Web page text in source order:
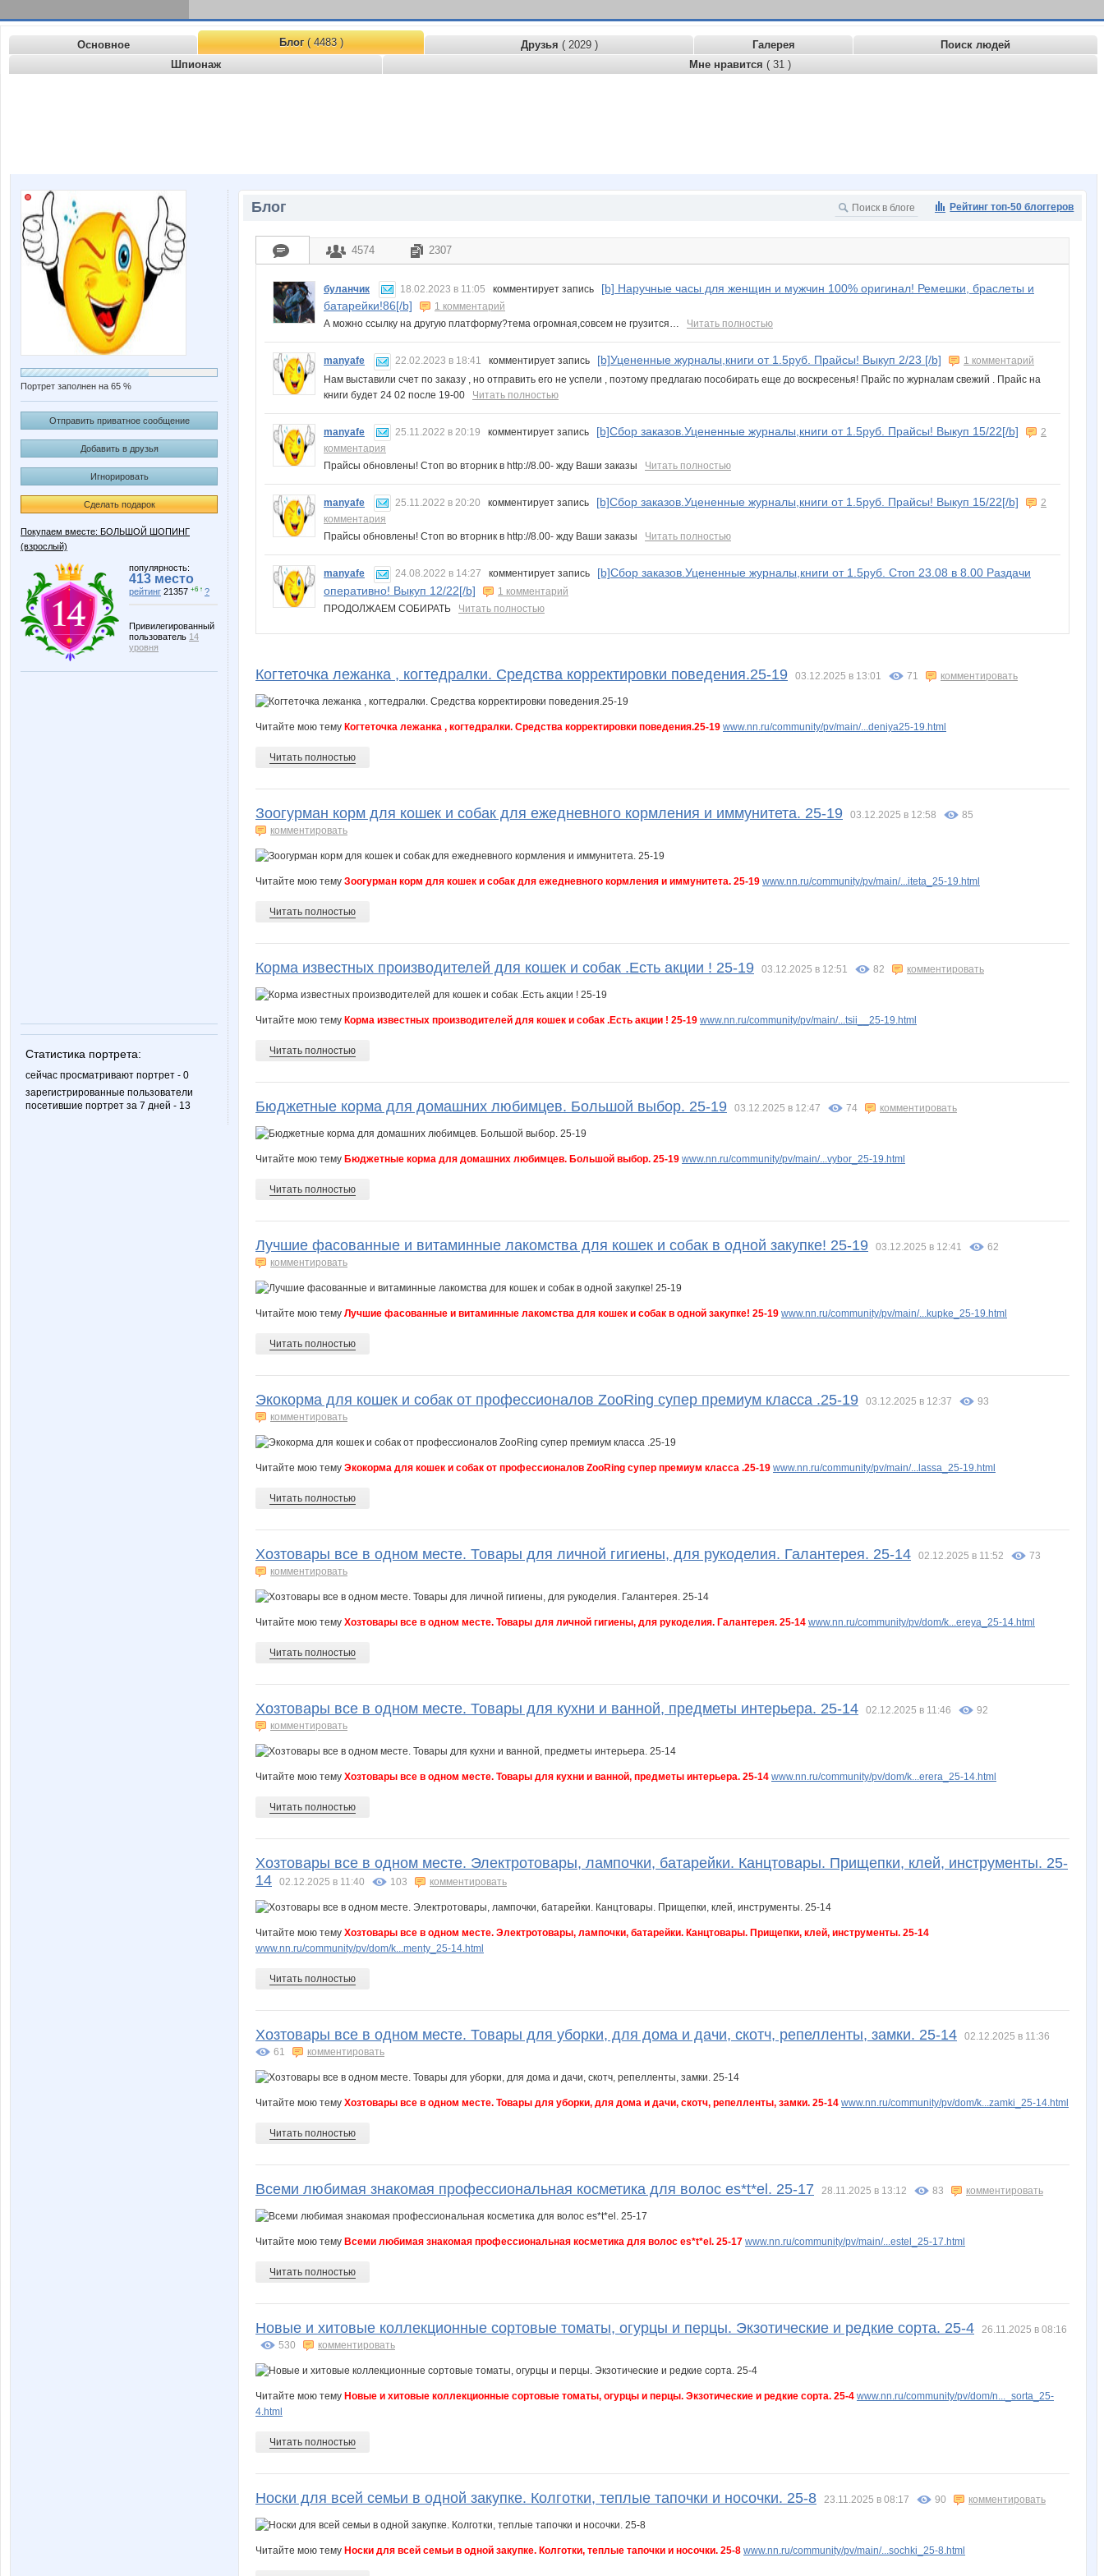
Основное Блог( 4483 ) Друзья ( 2029 ) Галерея
Поиск людей
Шпионаж
Мне нравится ( 31 )
Портрет заполнен на 65 %
Отправить приватное сообщение
Добавить в друзья
Игнорировать
Сделать подарок
Покупаем вместе: БОЛЬШОЙ ШОПИНГ
(взрослый)
популярность:
413 место
рейтинг 21357 +6 ↑ ?
Привилегированный
пользователь 14
уровня
Статистика портрета:
сейчас просматривают портрет - 0
зарегистрированные пользователи
посетившие портрет за 7 дней - 13
Рейтинг топ-50 блоггеров
Блог
4574 2307
буланчик 18.02.2023 в 11:05 комментирует запись [b] Наручные часы для женщин и мужчин 100% оригинал! Ремешки, браслеты и
батарейки!86[/b]
1 комментарий
А можно ссылку на другую платформу?тема огромная,совсем не грузится… Читать полностью
manyafe 22.02.2023 в 18:41 комментирует запись [b]Уцененные журналы,книги от 1.5руб. Прайсы! Выкуп 2/23 [/b]
1 комментарий
Нам выставили счет по заказу , но отправить его не успели , поэтому предлагаю пособирать еще до воскресенья! Прайс по журналам свежий . Прайс на
книги будет 24 02 после 19-00 Читать полностью
manyafe 25.11.2022 в 20:19 комментирует запись [b]Сбор заказов.Уцененные журналы,книги от 1.5руб. Прайсы! Выкуп 15/22[/b]
2
комментария
Прайсы обновлены! Стоп во вторник в http://8.00- жду Ваши заказы Читать полностью
manyafe 25.11.2022 в 20:20 комментирует запись [b]Сбор заказов.Уцененные журналы,книги от 1.5руб. Прайсы! Выкуп 15/22[/b]
2
комментария
Прайсы обновлены! Стоп во вторник в http://8.00- жду Ваши заказы Читать полностью
manyafe 24.08.2022 в 14:27 комментирует запись [b]Сбор заказов.Уцененные журналы,книги от 1.5руб. Стоп 23.08 в 8.00 Раздачи
оперативно! Выкуп 12/22[/b]
1 комментарий
ПРОДОЛЖАЕМ СОБИРАТЬ Читать полностью
Когтеточка лежанка , когтедралки. Средства корректировки поведения.25-19 03.12.2025 в 13:01 71 комментировать
Читайте мою тему Когтеточка лежанка , когтедралки. Средства корректировки поведения.25-19 www.nn.ru/community/pv/main/...deniya25-19.html
Читать полностью
Зоогурман корм для кошек и собак для ежедневного кормления и иммунитета. 25-19 03.12.2025 в 12:58
85
комментировать
Читайте мою тему Зоогурман корм для кошек и собак для ежедневного кормления и иммунитета. 25-19 www.nn.ru/community/pv/main/...iteta_25-19.html
Читать полностью
Корма известных производителей для кошек и собак .Есть акции ! 25-19 03.12.2025 в 12:51 82 комментировать
Читайте мою тему Корма известных производителей для кошек и собак .Есть акции ! 25-19 www.nn.ru/community/pv/main/...tsii__25-19.html
Читать полностью
Бюджетные корма для домашних любимцев. Большой выбор. 25-19 03.12.2025 в 12:47 74 комментировать
Читайте мою тему Бюджетные корма для домашних любимцев. Большой выбор. 25-19 www.nn.ru/community/pv/main/...vybor_25-19.html
Читать полностью
Лучшие фасованные и витаминные лакомства для кошек и собак в одной закупке! 25-19 03.12.2025 в 12:41
62
комментировать
Читайте мою тему Лучшие фасованные и витаминные лакомства для кошек и собак в одной закупке! 25-19 www.nn.ru/community/pv/main/...kupke_25-19.html
Читать полностью
Экокорма для кошек и собак от профессионалов ZooRing супер премиум класса .25-19 03.12.2025 в 12:37
93
комментировать
Читайте мою тему Экокорма для кошек и собак от профессионалов ZooRing супер премиум класса .25-19 www.nn.ru/community/pv/main/...lassa_25-19.html
Читать полностью
Хозтовары все в одном месте. Товары для личной гигиены, для рукоделия. Галантерея. 25-14 02.12.2025 в 11:52
73
комментировать
Читайте мою тему Хозтовары все в одном месте. Товары для личной гигиены, для рукоделия. Галантерея. 25-14 www.nn.ru/community/pv/dom/k...ereya_25-14.html
Читать полностью
Хозтовары все в одном месте. Товары для кухни и ванной, предметы интерьера. 25-14 02.12.2025 в 11:46
92
комментировать
Читайте мою тему Хозтовары все в одном месте. Товары для кухни и ванной, предметы интерьера. 25-14 www.nn.ru/community/pv/dom/k...erera_25-14.html
Читать полностью
Хозтовары все в одном месте. Электротовары, лампочки, батарейки. Канцтовары. Прищепки, клей, инструменты. 25-
14
02.12.2025 в 11:40 103 комментировать
Читайте мою тему Хозтовары все в одном месте. Электротовары, лампочки, батарейки. Канцтовары. Прищепки, клей, инструменты. 25-14
www.nn.ru/community/pv/dom/k...menty_25-14.html
Читать полностью
Хозтовары все в одном месте. Товары для уборки, для дома и дачи, скотч, репелленты, замки. 25-14
02.12.2025 в 11:36
61
комментировать
Читайте мою тему Хозтовары все в одном месте. Товары для уборки, для дома и дачи, скотч, репелленты, замки. 25-14 www.nn.ru/community/pv/dom/k...zamki_25-14.html
Читать полностью
Всеми любимая знакомая профессиональная косметика для волос es*t*el. 25-17 28.11.2025 в 13:12 83 комментировать
Читайте мою тему Всеми любимая знакомая профессиональная косметика для волос es*t*el. 25-17 www.nn.ru/community/pv/main/...estel_25-17.html
Читать полностью
Новые и хитовые коллекционные сортовые томаты, огурцы и перцы. Экзотические и редкие сорта. 25-4
26.11.2025 в 08:16
530
комментировать
Читайте мою тему Новые и хитовые коллекционные сортовые томаты, огурцы и перцы. Экзотические и редкие сорта. 25-4 www.nn.ru/community/pv/dom/n..._sorta_25-
4.html
Читать полностью
Носки для всей семьи в одной закупке. Колготки, теплые тапочки и носочки. 25-8 23.11.2025 в 08:17 90 комментировать
Читайте мою тему Носки для всей семьи в одной закупке. Колготки, теплые тапочки и носочки. 25-8 www.nn.ru/community/pv/main/...sochki_25-8.html